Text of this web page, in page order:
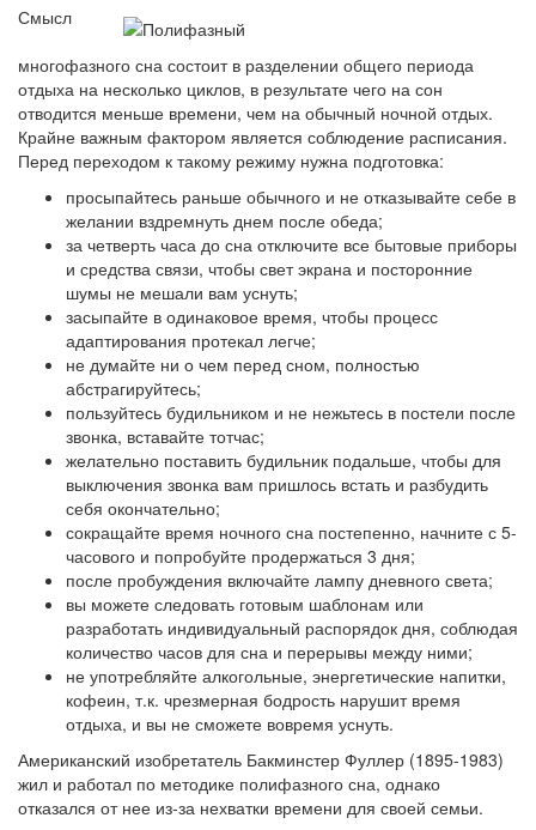
Смысл
многофазного сна состоит в разделении общего периода
отдыха на несколько циклов, в результате чего на сон
отводится меньше времени, чем на обычный ночной отдых.
Крайне важным фактором является соблюдение расписания.
Перед переходом к такому режиму нужна подготовка:
просыпайтесь раньше обычного и не отказывайте себе в
желании вздремнуть днем после обеда;
за четверть часа до сна отключите все бытовые приборы
и средства связи, чтобы свет экрана и посторонние
шумы не мешали вам уснуть;
засыпайте в одинаковое время, чтобы процесс
адаптирования протекал легче;
не думайте ни о чем перед сном, полностью
абстрагируйтесь;
пользуйтесь будильником и не нежьтесь в постели после
звонка, вставайте тотчас;
желательно поставить будильник подальше, чтобы для
выключения звонка вам пришлось встать и разбудить
себя окончательно;
сокращайте время ночного сна постепенно, начните с 5-
часового и попробуйте продержаться 3 дня;
после пробуждения включайте лампу дневного света;
вы можете следовать готовым шаблонам или
разработать индивидуальный распорядок дня, соблюдая
количество часов для сна и перерывы между ними;
не употребляйте алкогольные, энергетические напитки,
кофеин, т.к. чрезмерная бодрость нарушит время
отдыха, и вы не сможете вовремя уснуть.
Американский изобретатель Бакминстер Фуллер (1895-1983)
жил и работал по методике полифазного сна, однако
отказался от нее из-за нехватки времени для своей семьи.